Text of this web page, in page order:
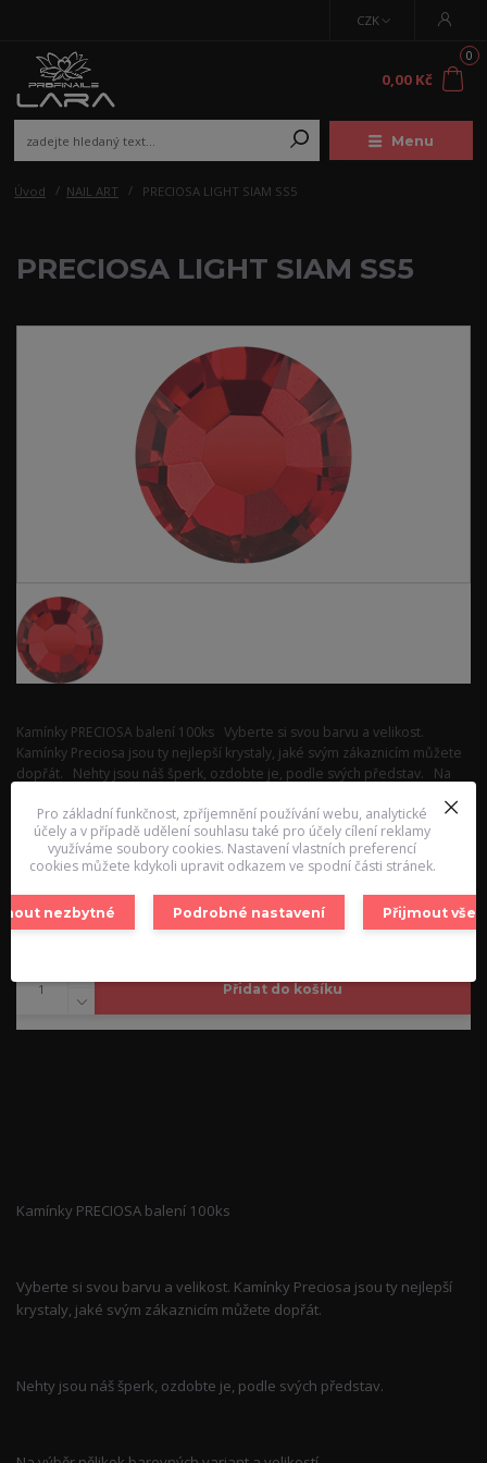
Menu
CZK
0
0,00 Kč
Úvod NAIL ART PRECIOSA LIGHT SIAM SS5
PRECIOSA LIGHT SIAM SS5
Kamínky PRECIOSA balení 100ks Vyberte si svou barvu a velikost.
Kamínky Preciosa jsou ty nejlepší krystaly, jaké svým zákaznicím můžete
dopřát. Nehty jsou náš šperk, ozdobte je, podle svých představ. Na
celý popis
Dostupnost Skladem 1 ks
Nejsme plátci DPH
Přidat do košíku
Kamínky PRECIOSA balení 100ks
Vyberte si svou barvu a velikost. Kamínky Preciosa jsou ty nejlepší
krystaly, jaké svým zákaznicím můžete dopřát.
Nehty jsou náš šperk, ozdobte je, podle svých představ.
Pro základní funkčnost, zpříjemnění používání webu, analytické
účely a v případě udělení souhlasu také pro účely cílení reklamy
využíváme soubory cookies. Nastavení vlastních preferencí
cookies můžete kdykoli upravit odkazem ve spodní části stránek.
nezbytné Podrobné nastavení Přijmout